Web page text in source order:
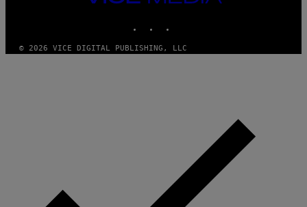
MEDIA
© 2026 VICE DIGITAL PUBLISHING, LLC